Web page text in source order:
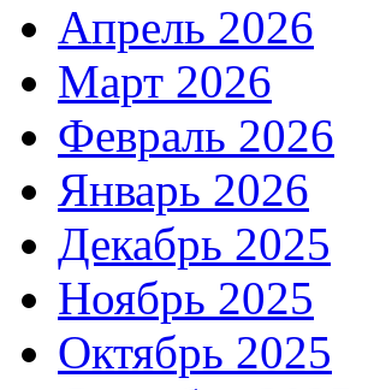
Апрель 2026
Март 2026
Февраль 2026
Январь 2026
Декабрь 2025
Ноябрь 2025
Октябрь 2025